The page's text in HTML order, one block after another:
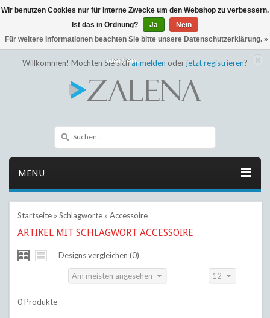
Willkommen! Möchten Sie sichanmelden oderjetzt registrieren?
MENU
Startseite» Schlagworte» Accessoire
ARTIKEL MIT SCHLAGWORT ACCESSOIRE
Designs vergleichen (0)
Am meisten angesehen 12
0 Produkte
Wir benutzen Cookies nur für interne Zwecke um den Webshop zu verbessern.
Ist das in Ordnung?
Ja
Nein
Für weitere Informationen beachten Sie bitte unsere Datenschutzerklärung. »
← Zurück zum BackofficeDieser Shop befindet sich im Aufbau
Eventuell können nicht alle Bestellungen eingehalten oder erfüllt
werden.